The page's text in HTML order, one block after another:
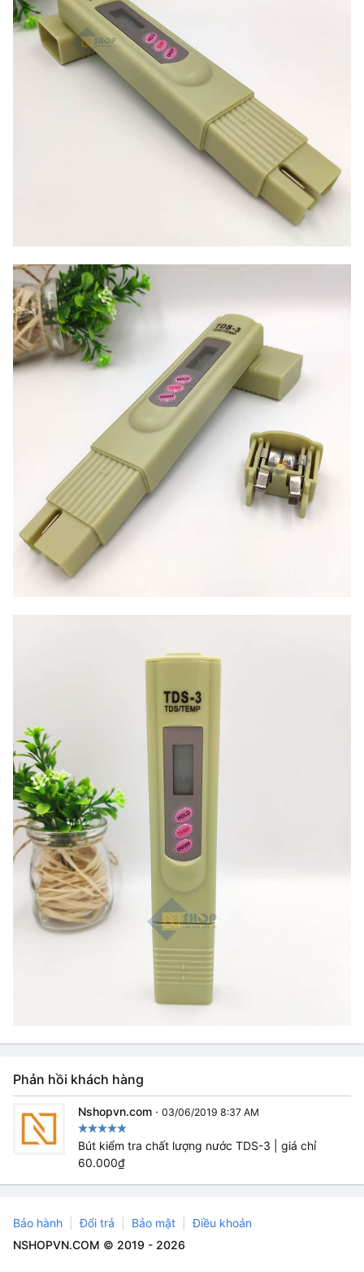
Phản hồi khách hàng
Nshopvn.com · 03/06/2019 8:37 AM
Bút kiểm tra chất lượng nước TDS-3 | giá chỉ
60.000₫
Bảo hành Đổi trả Bảo mật
Điều khoản
NSHOPVN.COM © 2019 - 2026